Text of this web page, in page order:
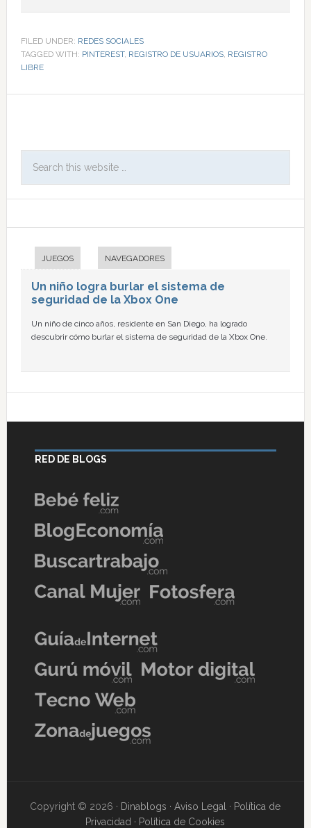
FILED UNDER: REDES SOCIALES
TAGGED WITH: PINTEREST, REGISTRO DE USUARIOS, REGISTRO
LIBRE
JUEGOS NAVEGADORES
Un niño logra burlar el sistema de
seguridad de la Xbox One
Un niño de cinco años, residente en San Diego, ha logrado
descubrir cómo burlar el sistema de seguridad de la Xbox One.
RED DE BLOGS
Copyright © 2026 · Dinablogs ·Aviso Legal · Política de
Privacidad · Política de Cookies